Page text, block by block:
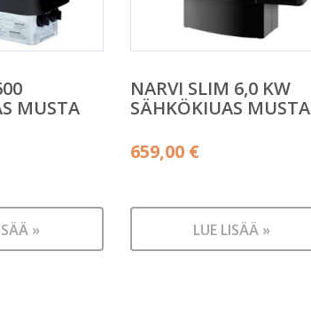
MUSTA
»
NARVI SLIM 6,0 KW
SÄHKÖKIUAS MUSTA
659,00 €
LUE LISÄÄ »